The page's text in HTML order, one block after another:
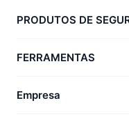
PRODUTOS DE
Anti-Ransomware Tool
FERRAMENTAS
Empresa